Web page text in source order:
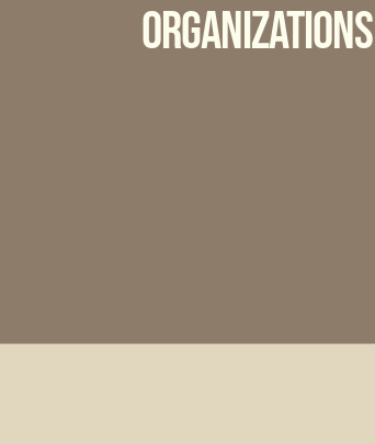
Organizations